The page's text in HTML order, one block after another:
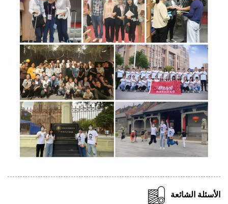
الأسئلة الشائعة